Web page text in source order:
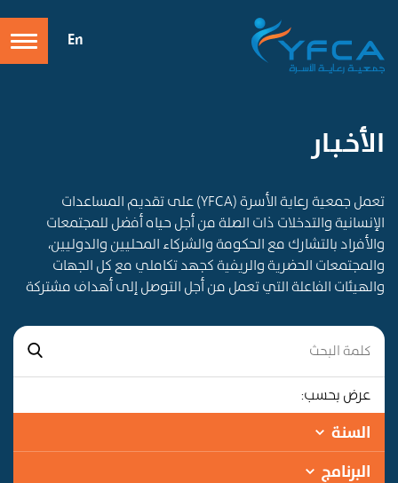
En
الأخـبـار
تعمل جمعية رعاية الأسرة (YFCA) على تقديم المساعدات
الإنسانية والتدخلات ذات الصلة من أجل حياه أفضل للمجتمعات
والأفراد بالتشارك مع الحكومة والشركاء المحليين والدوليين،
والمجتمعات الحضرية والريفية كجهد تكاملي مع كل الجهات
والهيئات الفاعلة التي تعمل من أجل التوصل إلى أهداف مشتركة
عرض بحسب:
السنة
البرنامج